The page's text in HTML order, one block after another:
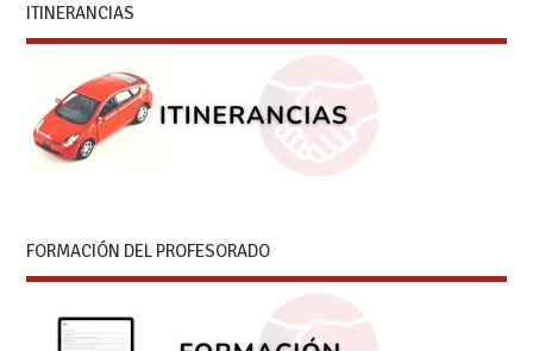
ITINERANCIAS
FORMACIÓN DEL PROFESORADO